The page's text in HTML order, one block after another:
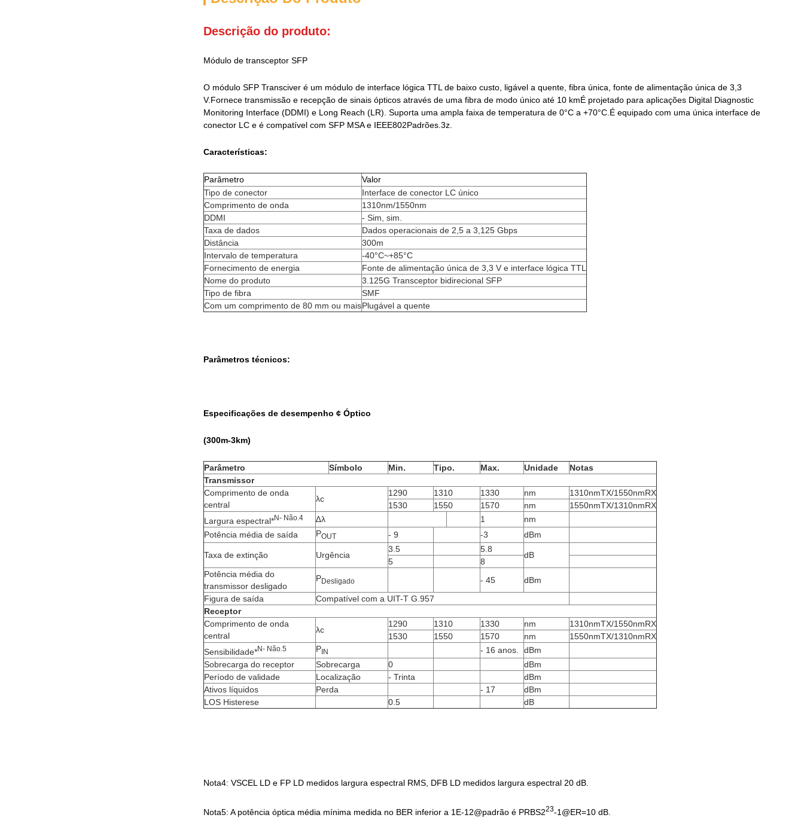
Descrição do produto:
Módulo de transceptor SFP
O módulo SFP Transciver é um módulo de interface lógica TTL de baixo custo, ligável a quente, fibra única, fonte de alimentação única de 3,3
V.Fornece transmissão e recepção de sinais ópticos através de uma fibra de modo único até 10 kmÉ projetado para aplicações Digital Diagnostic
Monitoring Interface (DDMI) e Long Reach (LR). Suporta uma ampla faixa de temperatura de 0°C a +70°C.É equipado com uma única interface de
conector LC e é compatível com SFP MSA e IEEE802Padrões.3z.
Características:
Parâmetro
Valor
Tipo de conector
Interface de conector LC único
Comprimento de onda
1310nm/1550nm
DDMI
- Sim, sim.
Taxa de dados
Dados operacionais de 2,5 a 3,125 Gbps
Distância
300m
Intervalo de temperatura
-40°C~+85°C
Fornecimento de energia
Fonte de alimentação única de 3,3 V e interface lógica TTL
Nome do produto
3.125G Transceptor bidirecional SFP
Tipo de fibra
SMF
Com um comprimento de 80 mm ou maisPlugável a quente
Parâmetros técnicos:
Especificações de desempenho ¢ Óptico
(300m-3km)
Parâmetro Símbolo Min. Tipo. Max. Unidade
Notas
Transmissor
Comprimento de onda
central
λc
1290 1310 1330 nm
1310nmTX/1550nmRX
1530
1550 1570 nm
1550nmTX/1310nmRX
Largura espectral*N- Não. 4 ∆λ 1
nm
Potência média de saída
POUT - 9 -3 dBm
Taxa de extinção Urgência
3.5 5.8
dB
5
8
Potência média do
transmissor desligado
PDesligado - 45
dBm
Figura de saída
Compatível com a UIT-T G.957
Receptor
Comprimento de onda
central
λc
1290 1310 1330 nm
1310nmTX/1550nmRX
1530
1550 1570 nm
1550nmTX/1310nmRX
Sensibilidade*N- Não. 5 PIN - 16 anos.
dBm
Sobrecarga do receptor
Sobrecarga 0
dBm
Período de validade
Localização - Trinta
dBm
Ativos líquidos
Perda - 17
dBm
LOS Histerese
0.5 dB
Nota4: VSCEL LD e FP LD medidos largura espectral RMS, DFB LD medidos largura espectral 20 dB.
Nota5: A potência óptica média mínima medida no BER inferior a 1E-12@padrão é PRBS223-1@ER=10 dB.